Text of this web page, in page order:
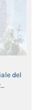
del